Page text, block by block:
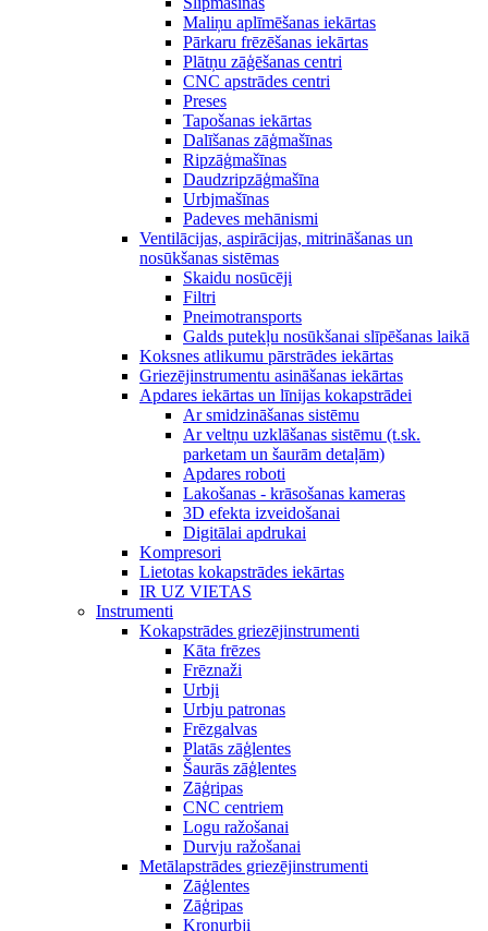
Maliņu aplīmēšanas iekārtas
Pārkaru frēzēšanas iekārtas
Plātņu zāģēšanas centri
CNC apstrādes centri
Preses
Tapošanas iekārtas
Dalīšanas zāģmašīnas
Ripzāģmašīnas
Daudzripzāģmašīna
Urbjmašīnas
Padeves mehānismi
Ventilācijas, aspirācijas, mitrināšanas un
nosūkšanas sistēmas
Skaidu nosūcēji
Filtri
Pneimotransports
Galds putekļu nosūkšanai slīpēšanas laikā
Koksnes atlikumu pārstrādes iekārtas
Griezējinstrumentu asināšanas iekārtas
Apdares iekārtas un līnijas kokapstrādei
Ar smidzināšanas sistēmu
Ar veltņu uzklāšanas sistēmu (t.sk.
parketam un šaurām detaļām)
Apdares roboti
Lakošanas - krāsošanas kameras
3D efekta izveidošanai
Digitālai apdrukai
Kompresori
Lietotas kokapstrādes iekārtas
IR UZ VIETAS
Instrumenti
Kokapstrādes griezējinstrumenti
Kāta frēzes
Frēznaži
Urbji
Urbju patronas
Frēzgalvas
Platās zāģlentes
Šaurās zāģlentes
Zāģripas
CNC centriem
Logu ražošanai
Durvju ražošanai
Metālapstrādes griezējinstrumenti
Zāģlentes
Zāģripas
Kroņurbji